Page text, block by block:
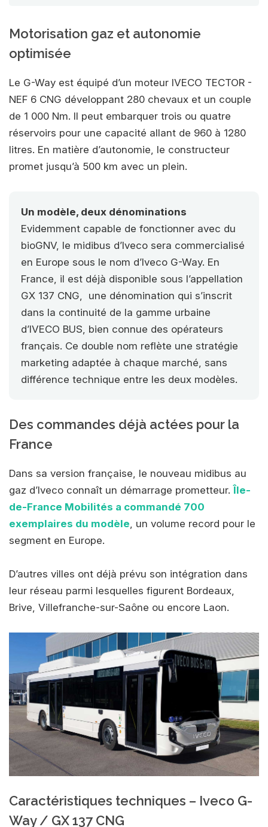
Motorisation gaz et autonomie
optimisée
Le G-Way est équipé d’un moteur IVECO TECTOR -
NEF 6 CNG développant 280 chevaux et un couple
de 1 000 Nm. Il peut embarquer trois ou quatre
réservoirs pour une capacité allant de 960 à 1280
litres. En matière d’autonomie, le constructeur
promet jusqu’à 500 km avec un plein.
Un modèle, deux dénominations
Evidemment capable de fonctionner avec du
bioGNV, le midibus d’Iveco sera commercialisé
en Europe sous le nom d’Iveco G-Way. En
France, il est déjà disponible sous l’appellation
GX 137 CNG, une dénomination qui s’inscrit
dans la continuité de la gamme urbaine
d’IVECO BUS, bien connue des opérateurs
français. Ce double nom reflète une stratégie
marketing adaptée à chaque marché, sans
différence technique entre les deux modèles.
Des commandes déjà actées pour la
France
Dans sa version française, le nouveau midibus au
gaz d’Iveco connaît un démarrage prometteur.Île-
de-France Mobilités a commandé 700
exemplaires du modèle , un volume record pour le
segment en Europe.
D’autres villes ont déjà prévu son intégration dans
leur réseau parmi lesquelles figurent Bordeaux,
Brive, Villefranche-sur-Saône ou encore Laon.
Caractéristiques techniques – Iveco G-
Way / GX 137 CNG